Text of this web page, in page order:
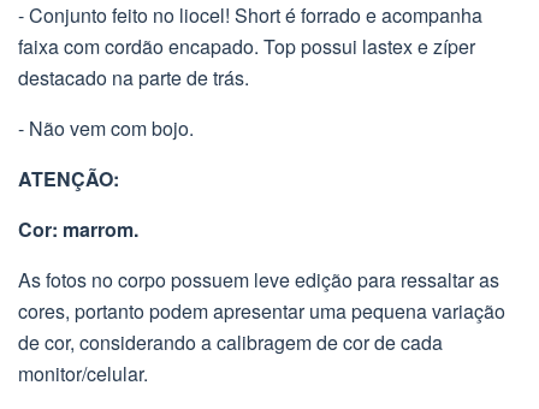
- Conjunto feito no liocel! Short é forrado e acompanha
faixa com cordão encapado. Top possui lastex e zíper
destacado na parte de trás.
- Não vem com bojo.
ATENÇÃO:
Cor: marrom.
As fotos no corpo possuem leve edição para ressaltar as
cores, portanto podem apresentar uma pequena variação
de cor, considerando a calibragem de cor de cada
monitor/celular.